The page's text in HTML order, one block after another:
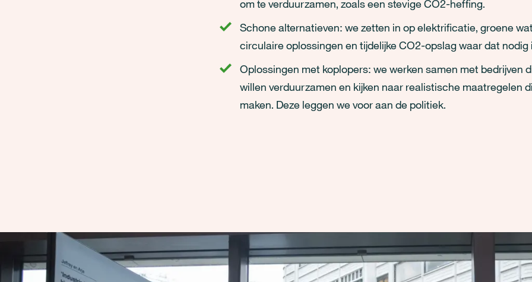
om te verduurzamen, zoals een stevige CO2-heffing.
Schone alternatieven: we zetten in op elektrificatie, groene
circulaire oplossingen en tijdelijke CO2-opslag waar dat nodig
Oplossingen met koplopers: we werken samen met bedrijven
willen verduurzamen en kijken naar realistische maatregelen
maken. Deze leggen we voor aan de politiek.